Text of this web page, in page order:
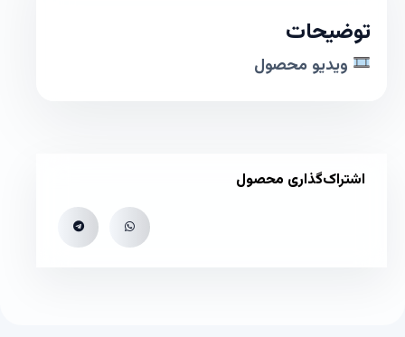
توضیحات
ویدیو محصول
اشتراک‌گذاری محصول